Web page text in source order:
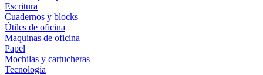
Escritura
Cuadernos y blocks
Útiles de oficina
Maquinas de oficina
Papel
Mochilas y cartucheras
Tecnología